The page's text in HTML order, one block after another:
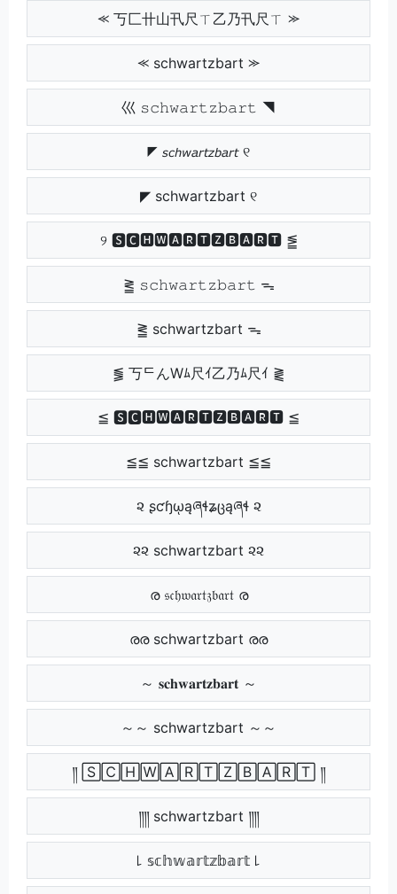
⪻ 丂匚卄山卂尺ㄒ乙乃卂尺ㄒ ⪼
⪻ schwartzbart ⪼
巛 𝚜𝚌𝚑𝚠𝚊𝚛𝚝𝚣𝚋𝚊𝚛𝚝 ◥
◤ 𝘴𝘤𝘩𝘸𝘢𝘳𝘵𝘻𝘣𝘢𝘳𝘵 ୧
◤ schwartzbart ୧
୨ 🆂🅲🅷🆆🅰🆁🆃🆉🅱🅰🆁🆃 ⪑
⪒ 𝚜𝚌𝚑𝚠𝚊𝚛𝚝𝚣𝚋𝚊𝚛𝚝 ᯓ
⪒ schwartzbart ᯓ
⪓ 丂ᄃんWﾑ尺ｲ乙乃ﾑ尺ｲ ⪔
≦ 🆂🅲🅷🆆🅰🆁🆃🆉🅱🅰🆁🆃 ≦
≦≦ schwartzbart ≦≦
૨ ʂƈɧῳąཞɬʑცąཞɬ ૨
૨૨ schwartzbart ૨૨
ര 𝔰𝔠𝔥𝔴𝔞𝔯𝔱𝔷𝔟𝔞𝔯𝔱 ര
രര schwartzbart രര
～ 𝐬𝐜𝐡𝐰𝐚𝐫𝐭𝐳𝐛𝐚𝐫𝐭 ～
～～ schwartzbart ～～
༎ 🅂🄲🄷🅆🄰🅁🅃🅉🄱🄰🅁🅃 ༎
༎༎ schwartzbart ༎༎
꒒ 𝕤𝕔𝕙𝕨𝕒𝕣𝕥𝕫𝕓𝕒𝕣𝕥 ꒒